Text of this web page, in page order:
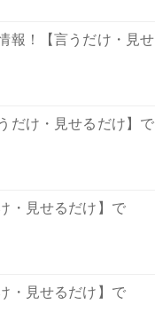
報！【言うだけ・見せ
だけ・見せるだけ】で
・見せるだけ】で
・見せるだけ】で